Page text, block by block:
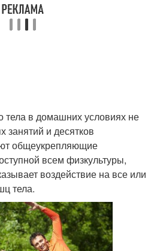
в домашних условиях не
занятий и десятков
общеукрепляющие
всем физкультуры,
воздействие на все или
тела.